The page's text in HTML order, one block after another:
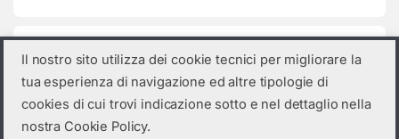
Categorie prodotto
Seleziona una categoria
Il nostro sito utilizza dei cookie tecnici per migliorare la
tua esperienza di navigazione ed altre tipologie di
cookies di cui trovi indicazione sotto e nel dettaglio nella
nostra Cookie Policy.